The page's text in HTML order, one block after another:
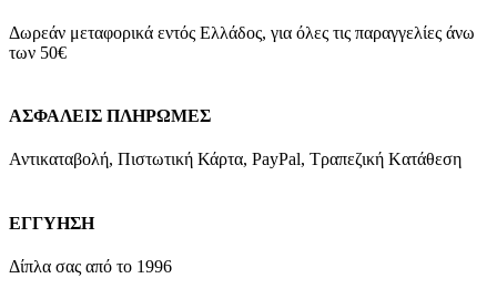
Δωρεάν μεταφορικά εντός Ελλάδος, για όλες τις παραγγελίες άνω
των 50€
ΑΣΦΑΛΕΙΣ ΠΛΗΡΩΜΕΣ
Αντικαταβολή, Πιστωτική Κάρτα, PayPal, Τραπεζική Kατάθεση
ΕΓΓΥΗΣΗ
Δίπλα σας από το 1996